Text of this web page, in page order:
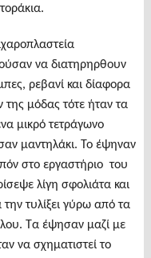
να διατηρηρθουν
ρεβανί και δίαφορα
μόδας τότε ήταν τα
μικρό τετράγωνο
μαντηλάκι. Το έψηναν
στο εργαστήριο του
λίγη σφολιάτα και
τυλίξει γύρω από τα
Τα έψησαν μαζί με
να σχηματιστεί το